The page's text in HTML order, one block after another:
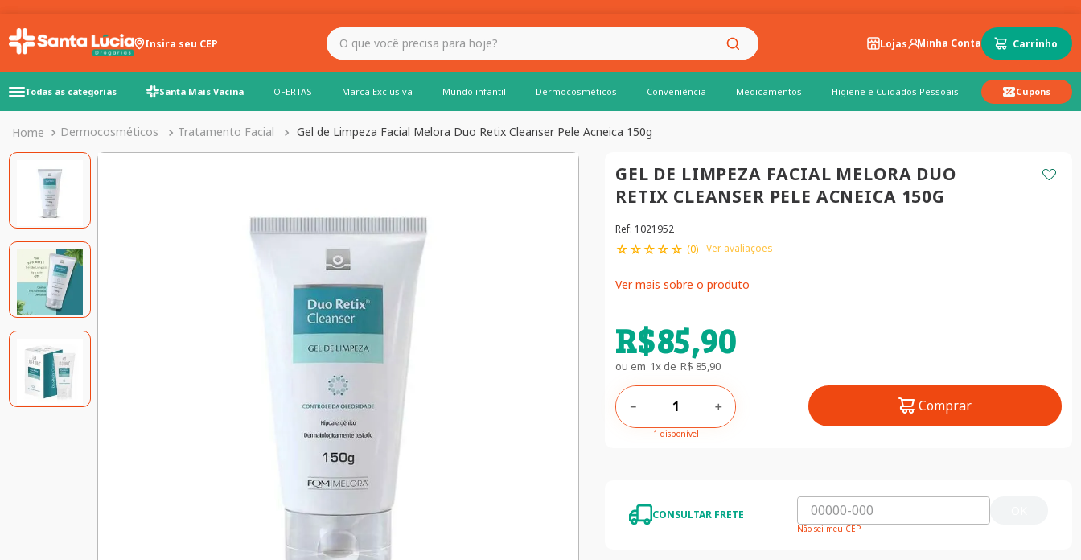
Insira seu CEP
O que você precisa para hoje?
Lojas
Todas as categorias Santa Mais Vacina OFERTAS Marca Exclusiva Mundo infantil Dermocosméticos Conveniência Medicamentos Higiene e Cuidados Pessoais Cupons
Dermocosméticos Tratamento Facial Gel de Limpeza Facial Melora Duo Retix Cleanser Pele Acneica 150g
GEL DE LIMPEZA FACIAL MELORA DUO
RETIX CLEANSER PELE ACNEICA 150G
Ref: 1021952
☆☆☆☆☆ (0) Ver avaliações
Ver mais sobre o produto
R$85,90
ou em 1x de R$ 85,90
＋
－
1 disponível
Comprar
CONSULTAR FRETE
Não sei meu CEP